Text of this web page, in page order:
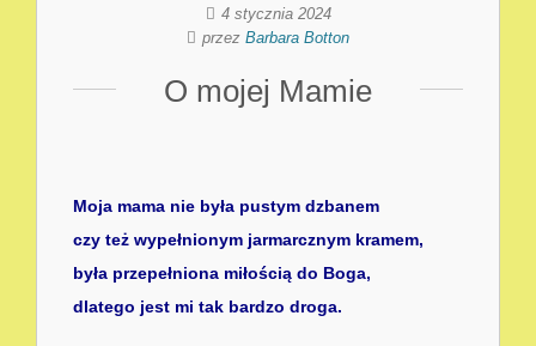
4 stycznia 2024
przez Barbara Botton
O mojej Mamie
Moja mama nie była pustym dzbanem
czy też wypełnionym jarmarcznym kramem,
była przepełniona miłością do Boga,
dlatego jest mi tak bardzo droga.